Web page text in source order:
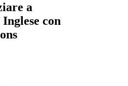
a
con